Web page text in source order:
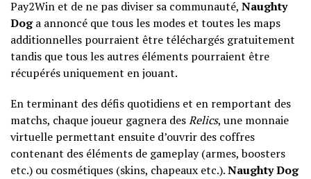
Pay2Win et de ne pas diviser sa communauté, Naughty
Doga annoncé que tous les modes et toutes les maps
additionnelles pourraient être téléchargés gratuitement
tandis que tous les autres éléments pourraient être
récupérés uniquement en jouant.
En terminant des défis quotidiens et en remportant des
matchs, chaque joueur gagnera desRelics, une monnaie
virtuelle permettant ensuite d’ouvrir des coffres
contenant des éléments de gameplay (armes, boosters
etc.) ou cosmétiques (skins, chapeaux etc.).Naughty Dog